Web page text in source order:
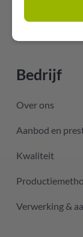
Hete
Bedrijf
Over ons
Aanbod en
Kwaliteit
Verwerking &